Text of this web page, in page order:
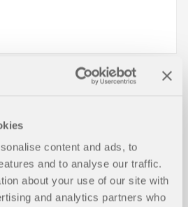
content and ads, to
and to analyse our traffic.
about your use of our site with
and analytics partners who
en béton ar
dans RFEM